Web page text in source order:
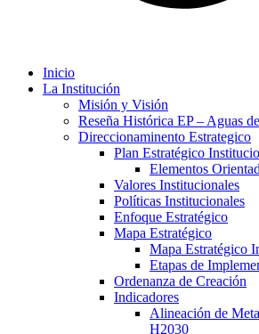
Inicio
La Institución
Misión y Visión
Reseña Histórica EP – Aguas
Direccionaminento Estrategico
Plan Estratégico
Elementos
Valores Institucionales
Políticas Institucionales
Enfoque Estratégico
Mapa Estratégico
Mapa Estratégico
Etapas de
Ordenanza de Creación
Indicadores
Alineación de
H2030